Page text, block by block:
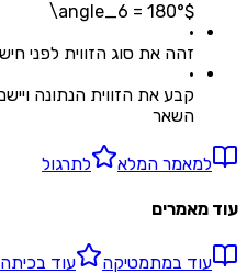
\angle_6 = 180°$
•
זהה את סוג הזווית לפני
•
קבע את הזווית הנתונה
השאר
למאמר המלא לתרגול
עוד מאמרים
עוד במתמטיקה עוד ב